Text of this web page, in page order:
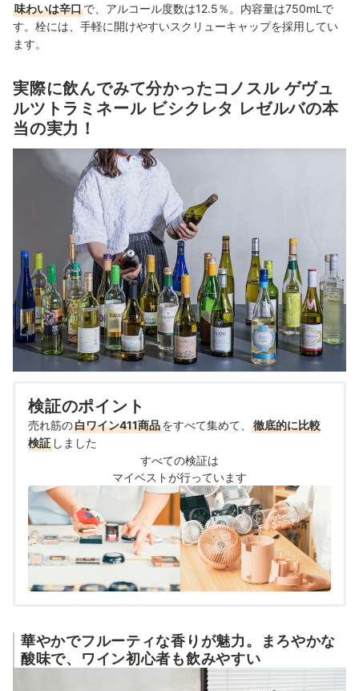
味わいは辛口で、アルコール度数は12.5％。内容量は750mLで
す。 栓には、手軽に開けやすいスクリューキャップを採用してい
ます。
実際に飲んでみて分かったコノスル ゲヴュ
ルツトラミネール ビシクレタ レゼルバの本
当の実力！
検証のポイント
売れ筋の白ワイン411商品をすべて集めて、
徹底的に比較
検証 しました
すべての検証は
マイベストが行っています
華やかでフルーティな香りが魅力。まろやかな
酸味で、ワイン初心者も飲みやすい